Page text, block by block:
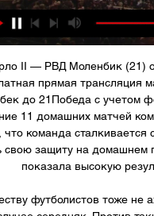
II — РВД Моленбик (21)
прямая трансляция
до 21Победа с учетом
11 домашних матчей
что команда
свою защиту на домашнем
показала высокую
футболистов тоже не